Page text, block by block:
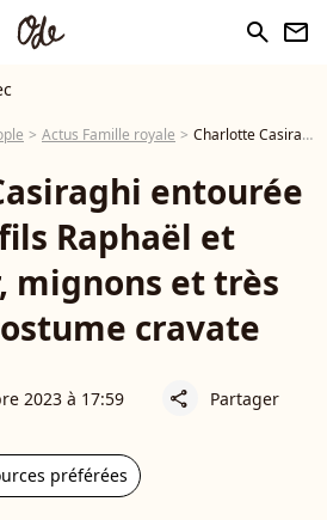
search newsletter
Actus Famille royale Charlotte Casiraghi entourée de ses fils Raphaël et Balthazar, mignons et très chic en costume cravate
entourée
Raphaël et
mignons et très
cravate
2023 à 17:59 share Partager
préférées